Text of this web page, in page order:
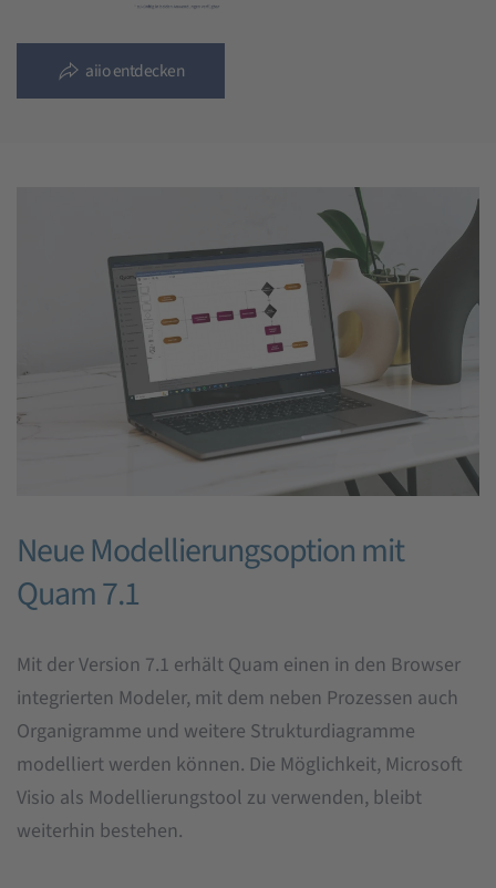
aiio entdecken
Neue Modellierungsoption mit
Quam 7.1
Mit der Version 7.1 erhält Quam einen in den Browser
integrierten Modeler, mit dem neben Prozessen auch
Organigramme und weitere Strukturdiagramme
modelliert werden können. Die Möglichkeit, Microsoft
Visio als Modellierungstool zu verwenden, bleibt
weiterhin bestehen.